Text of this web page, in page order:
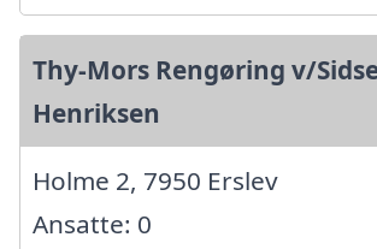
Thy-Mors Rengøring v/
Henriksen
Holme 2, 7950 Erslev
Ansatte: 0